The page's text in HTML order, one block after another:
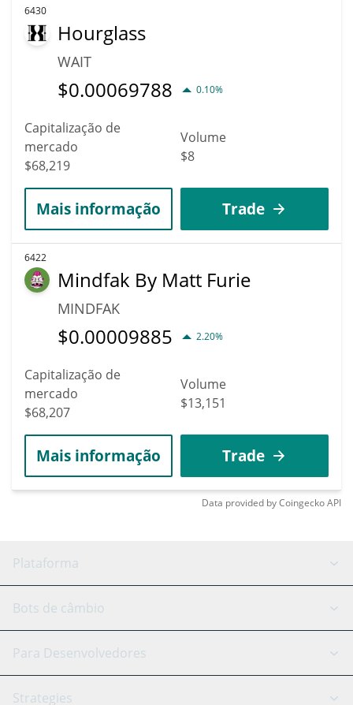
6430
Hourglass
WAIT
$0.00069788 0.10%
Capitalização de
mercado
$68,219
Volume
$8
Mais informação Trade
6422
Mindfak By Matt Furie
MINDFAK
$0.00009885 2.20%
Capitalização de
mercado
$68,207
Volume
$13,151
Mais informação Trade
Data provided byCoingeckoAPI
Plataforma
Bot GRID
Signal Bot
Assistente de IA
Bots de câmbio
Binance
Para Desenvolvedores
API Reference
Strategies